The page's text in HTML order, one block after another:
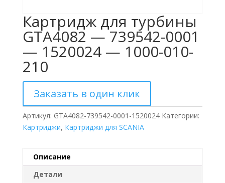
Картридж для турбины
GTA4082 — 739542-0001
— 1520024 — 1000-010-
210
Заказать в один клик
Артикул: GTA4082-739542-0001-1520024 Категории:
Картриджи, Картриджи для SCANIA
Описание
Детали